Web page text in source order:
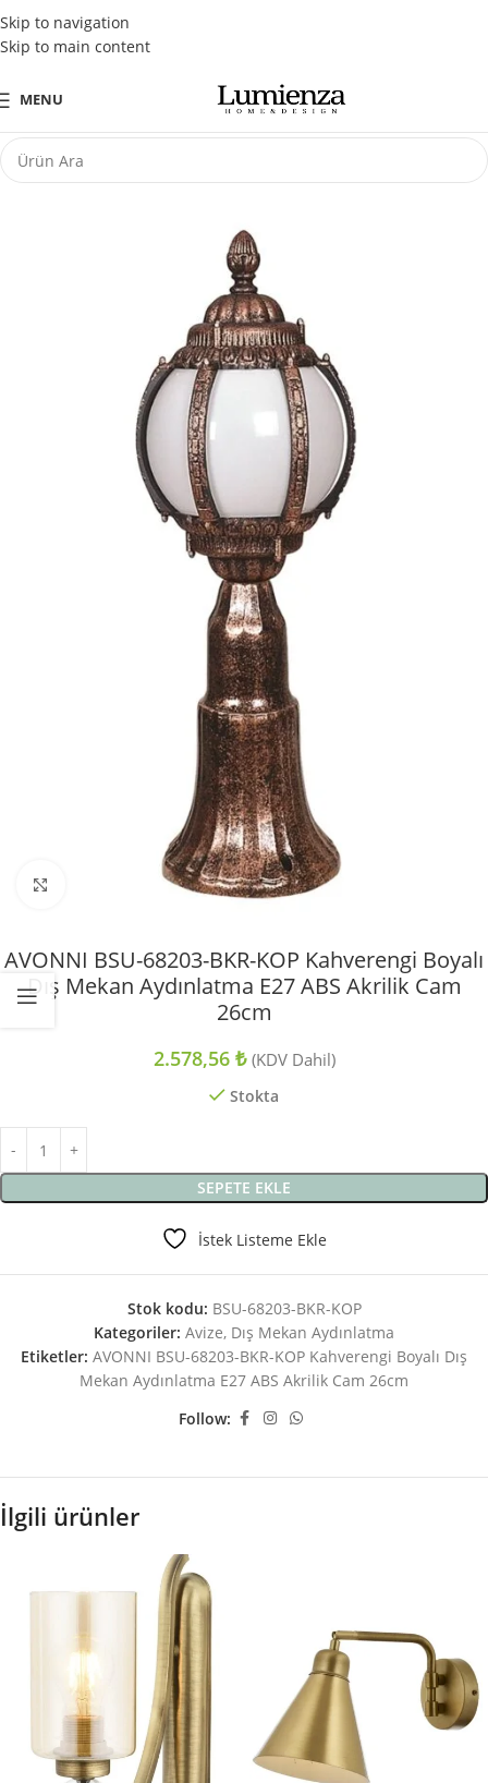
Skip to navigation
Skip to main content
Tüm Kredi Kartlarına Peşin Fiyatına 3 Taksit Fırsatı
MENU
Büyütmek için tıklayın
AVONNI BSU-68203-BKR-KOP Kahverengi Boyalı
Dış Mekan Aydınlatma E27 ABS Akrilik Cam
26cm
2.578,56 ₺ (KDV Dahil)
Stokta
SEPETE EKLE
İstek Listeme Ekle
Stok kodu: BSU-68203-BKR-KOP
Kategoriler: Avize, Dış Mekan Aydınlatma
Etiketler: AVONNI BSU-68203-BKR-KOP Kahverengi Boyalı Dış
Mekan Aydınlatma E27 ABS Akrilik Cam 26cm
Follow:
İlgili ürünler